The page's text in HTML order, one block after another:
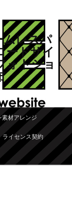
ムレスパ
ードサイ
トショ
素材アレンジ
ライセンス契約